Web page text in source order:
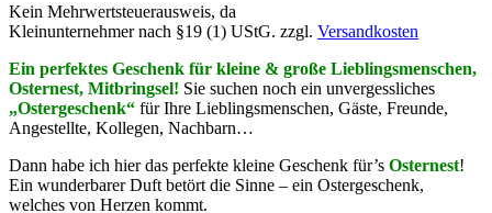
Kein Mehrwertsteuerausweis, da
Kleinunternehmer nach §19 (1) UStG. zzgl. Versandkosten
Ein perfektes Geschenk für kleine & große Lieblingsmenschen,
Osternest, Mitbringsel! Sie suchen noch ein unvergessliches
„Ostergeschenk“ für Ihre Lieblingsmenschen, Gäste, Freunde,
Angestellte, Kollegen, Nachbarn…
Dann habe ich hier das perfekte kleine Geschenk für’s Osternest!
Ein wunderbarer Duft betört die Sinne – ein Ostergeschenk,
welches von Herzen kommt.